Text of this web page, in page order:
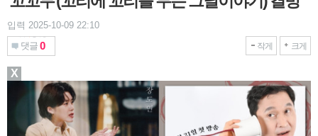
입력 2025-10-09 22:10
댓글 0 작게 크게
X